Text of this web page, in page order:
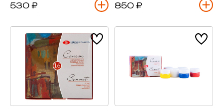
530 ₽ 850 ₽